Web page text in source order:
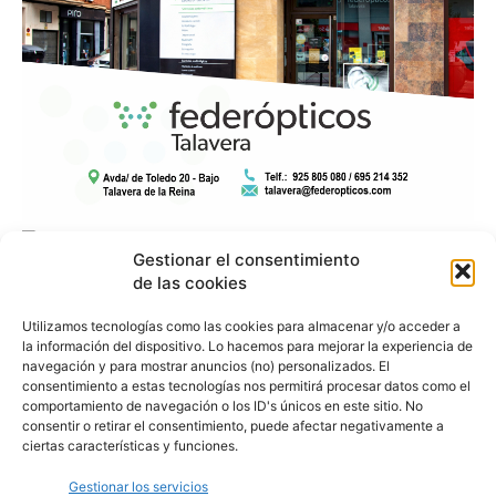
Gestionar el consentimiento
de las cookies
Utilizamos tecnologías como las cookies para almacenar y/o acceder a
la información del dispositivo. Lo hacemos para mejorar la experiencia de
navegación y para mostrar anuncios (no) personalizados. El
consentimiento a estas tecnologías nos permitirá procesar datos como el
comportamiento de navegación o los ID's únicos en este sitio. No
consentir o retirar el consentimiento, puede afectar negativamente a
ciertas características y funciones.
Gestionar los servicios